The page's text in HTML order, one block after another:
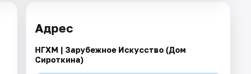
Адрес
НГХМ | Зарубежное Искусство (Дом
Сироткина)